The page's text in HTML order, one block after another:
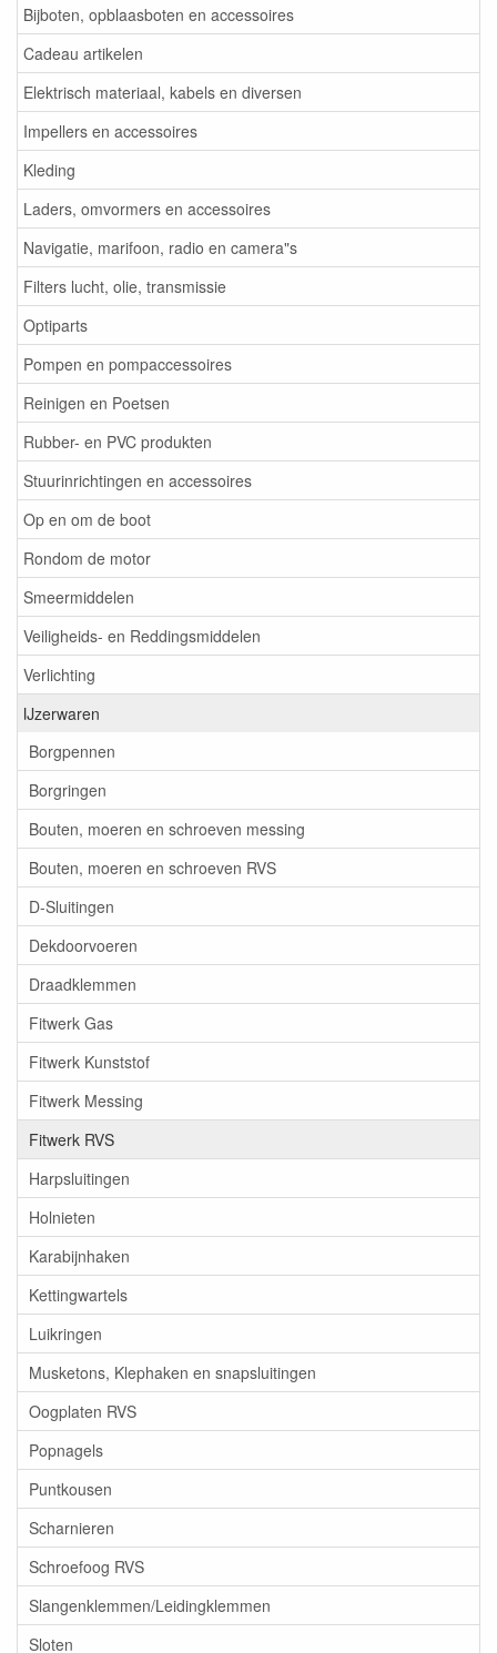
Bijboten, opblaasboten en accessoires
Cadeau artikelen
Elektrisch materiaal, kabels en diversen
Impellers en accessoires
Kleding
Laders, omvormers en accessoires
Navigatie, marifoon, radio en camera"s
Filters lucht, olie, transmissie
Optiparts
Pompen en pompaccessoires
Reinigen en Poetsen
Rubber- en PVC produkten
Stuurinrichtingen en accessoires
Op en om de boot
Rondom de motor
Smeermiddelen
Veiligheids- en Reddingsmiddelen
Verlichting
IJzerwaren
Borgpennen
Borgringen
Bouten, moeren en schroeven messing
Bouten, moeren en schroeven RVS
D-Sluitingen
Dekdoorvoeren
Draadklemmen
Fitwerk Gas
Fitwerk Kunststof
Fitwerk Messing
Fitwerk RVS
Harpsluitingen
Holnieten
Karabijnhaken
Kettingwartels
Luikringen
Musketons, Klephaken en snapsluitingen
Oogplaten RVS
Popnagels
Puntkousen
Scharnieren
Schroefoog RVS
Slangenklemmen/Leidingklemmen
Sloten